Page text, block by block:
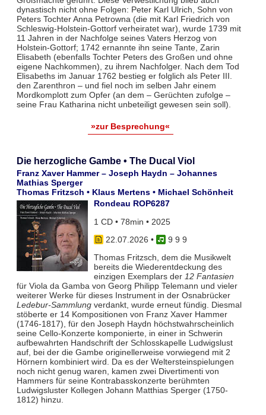
dynastisch nicht ohne Folgen: Peter Karl Ulrich, Sohn von
Peters Tochter Anna Petrowna (die mit Karl Friedrich von
Schleswig-Holstein-Gottorf verheiratet war), wurde 1739 mit
11 Jahren in der Nachfolge seines Vaters Herzog von
Holstein-Gottorf; 1742 ernannte ihn seine Tante, Zarin
Elisabeth (ebenfalls Tochter Peters des Großen und ohne
eigene Nachkommen), zu ihrem Nachfolger. Nach dem Tod
Elisabeths im Januar 1762 bestieg er folglich als Peter III.
den Zarenthron – und fiel noch im selben Jahr einem
Mordkomplott zum Opfer (an dem – Gerüchten zufolge –
seine Frau Katharina nicht unbeteiligt gewesen sein soll).
»zur Besprechung«
Die herzogliche Gambe • The Ducal Viol
Franz Xaver Hammer – Joseph Haydn – Johannes
Mathias Sperger
Thomas Fritzsch • Klaus Mertens • Michael Schönheit
Rondeau ROP6287
1 CD • 78min • 2025
22.07.2026 •
9 9 9
Thomas Fritzsch, dem die Musikwelt
bereits die Wiederentdeckung des
einzigen Exemplars der 12 Fantasien
für Viola da Gamba von Georg Philipp Telemann und vieler
weiterer Werke für dieses Instrument in der Osnabrücker
Ledebur-Sammlungverdankt, wurde erneut fündig. Diesmal
stöberte er 14 Kompositionen von Franz Xaver Hammer
(1746-1817), für den Joseph Haydn höchstwahrscheinlich
seine Cello-Konzerte komponierte, in einer in Schwerin
aufbewahrten Handschrift der Schlosskapelle Ludwigslust
auf, bei der die Gambe originellerweise vorwiegend mit 2
Hörnern kombiniert wird. Da es der Weltersteinspielungen
noch nicht genug waren, kamen zwei Divertimenti von
Hammers für seine Kontrabasskonzerte berühmten
Ludwigsluster Kollegen Johann Matthias Sperger (1750-
1812) hinzu.